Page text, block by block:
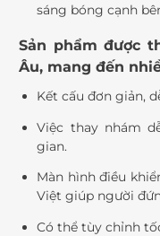
sáng bóng cạnh
Sản phẩm được
Âu, mang đến
Kết cấu đơn giản,
Việc thay nhám
gian.
Màn hình điều
Việt giúp người
Có thể tùy chỉnh